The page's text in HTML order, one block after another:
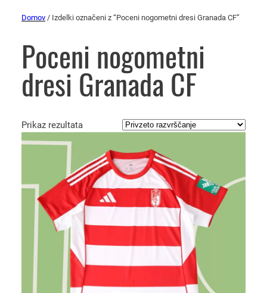
Domov / Izdelki označeni z “Poceni nogometni dresi Granada CF”
Poceni nogometni
dresi Granada CF
Prikaz rezultata